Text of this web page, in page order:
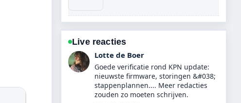
Live reacties
Ruben Bos
Sterke duiding rond Cast van Friends:
vermogen en leeftijden acteurs. Dit is
de duidelijkste samenvatting die ik
vandaag heb gezien.